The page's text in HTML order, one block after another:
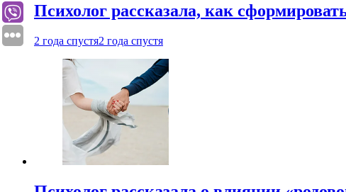
Психолог рассказала, как
2 года спустя2 года спустя